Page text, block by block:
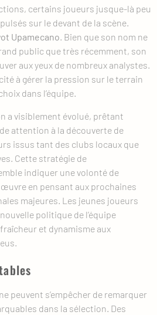
certains joueurs jusque-là peu
sur le devant de la scène.
Upamecano. Bien que son nom ne
public que très récemment, son
aux yeux de nombreux analystes.
à gérer la pression sur le terrain
dans l’équipe.
a visiblement évolué, prêtant
attention à la découverte de
issus tant des clubs locaux que
Cette stratégie de
indiquer une volonté de
en pensant aux prochaines
majeures. Les jeunes joueurs
politique de l’équipe
et dynamisme aux
peuvent s’empêcher de remarquer
dans la sélection. Des